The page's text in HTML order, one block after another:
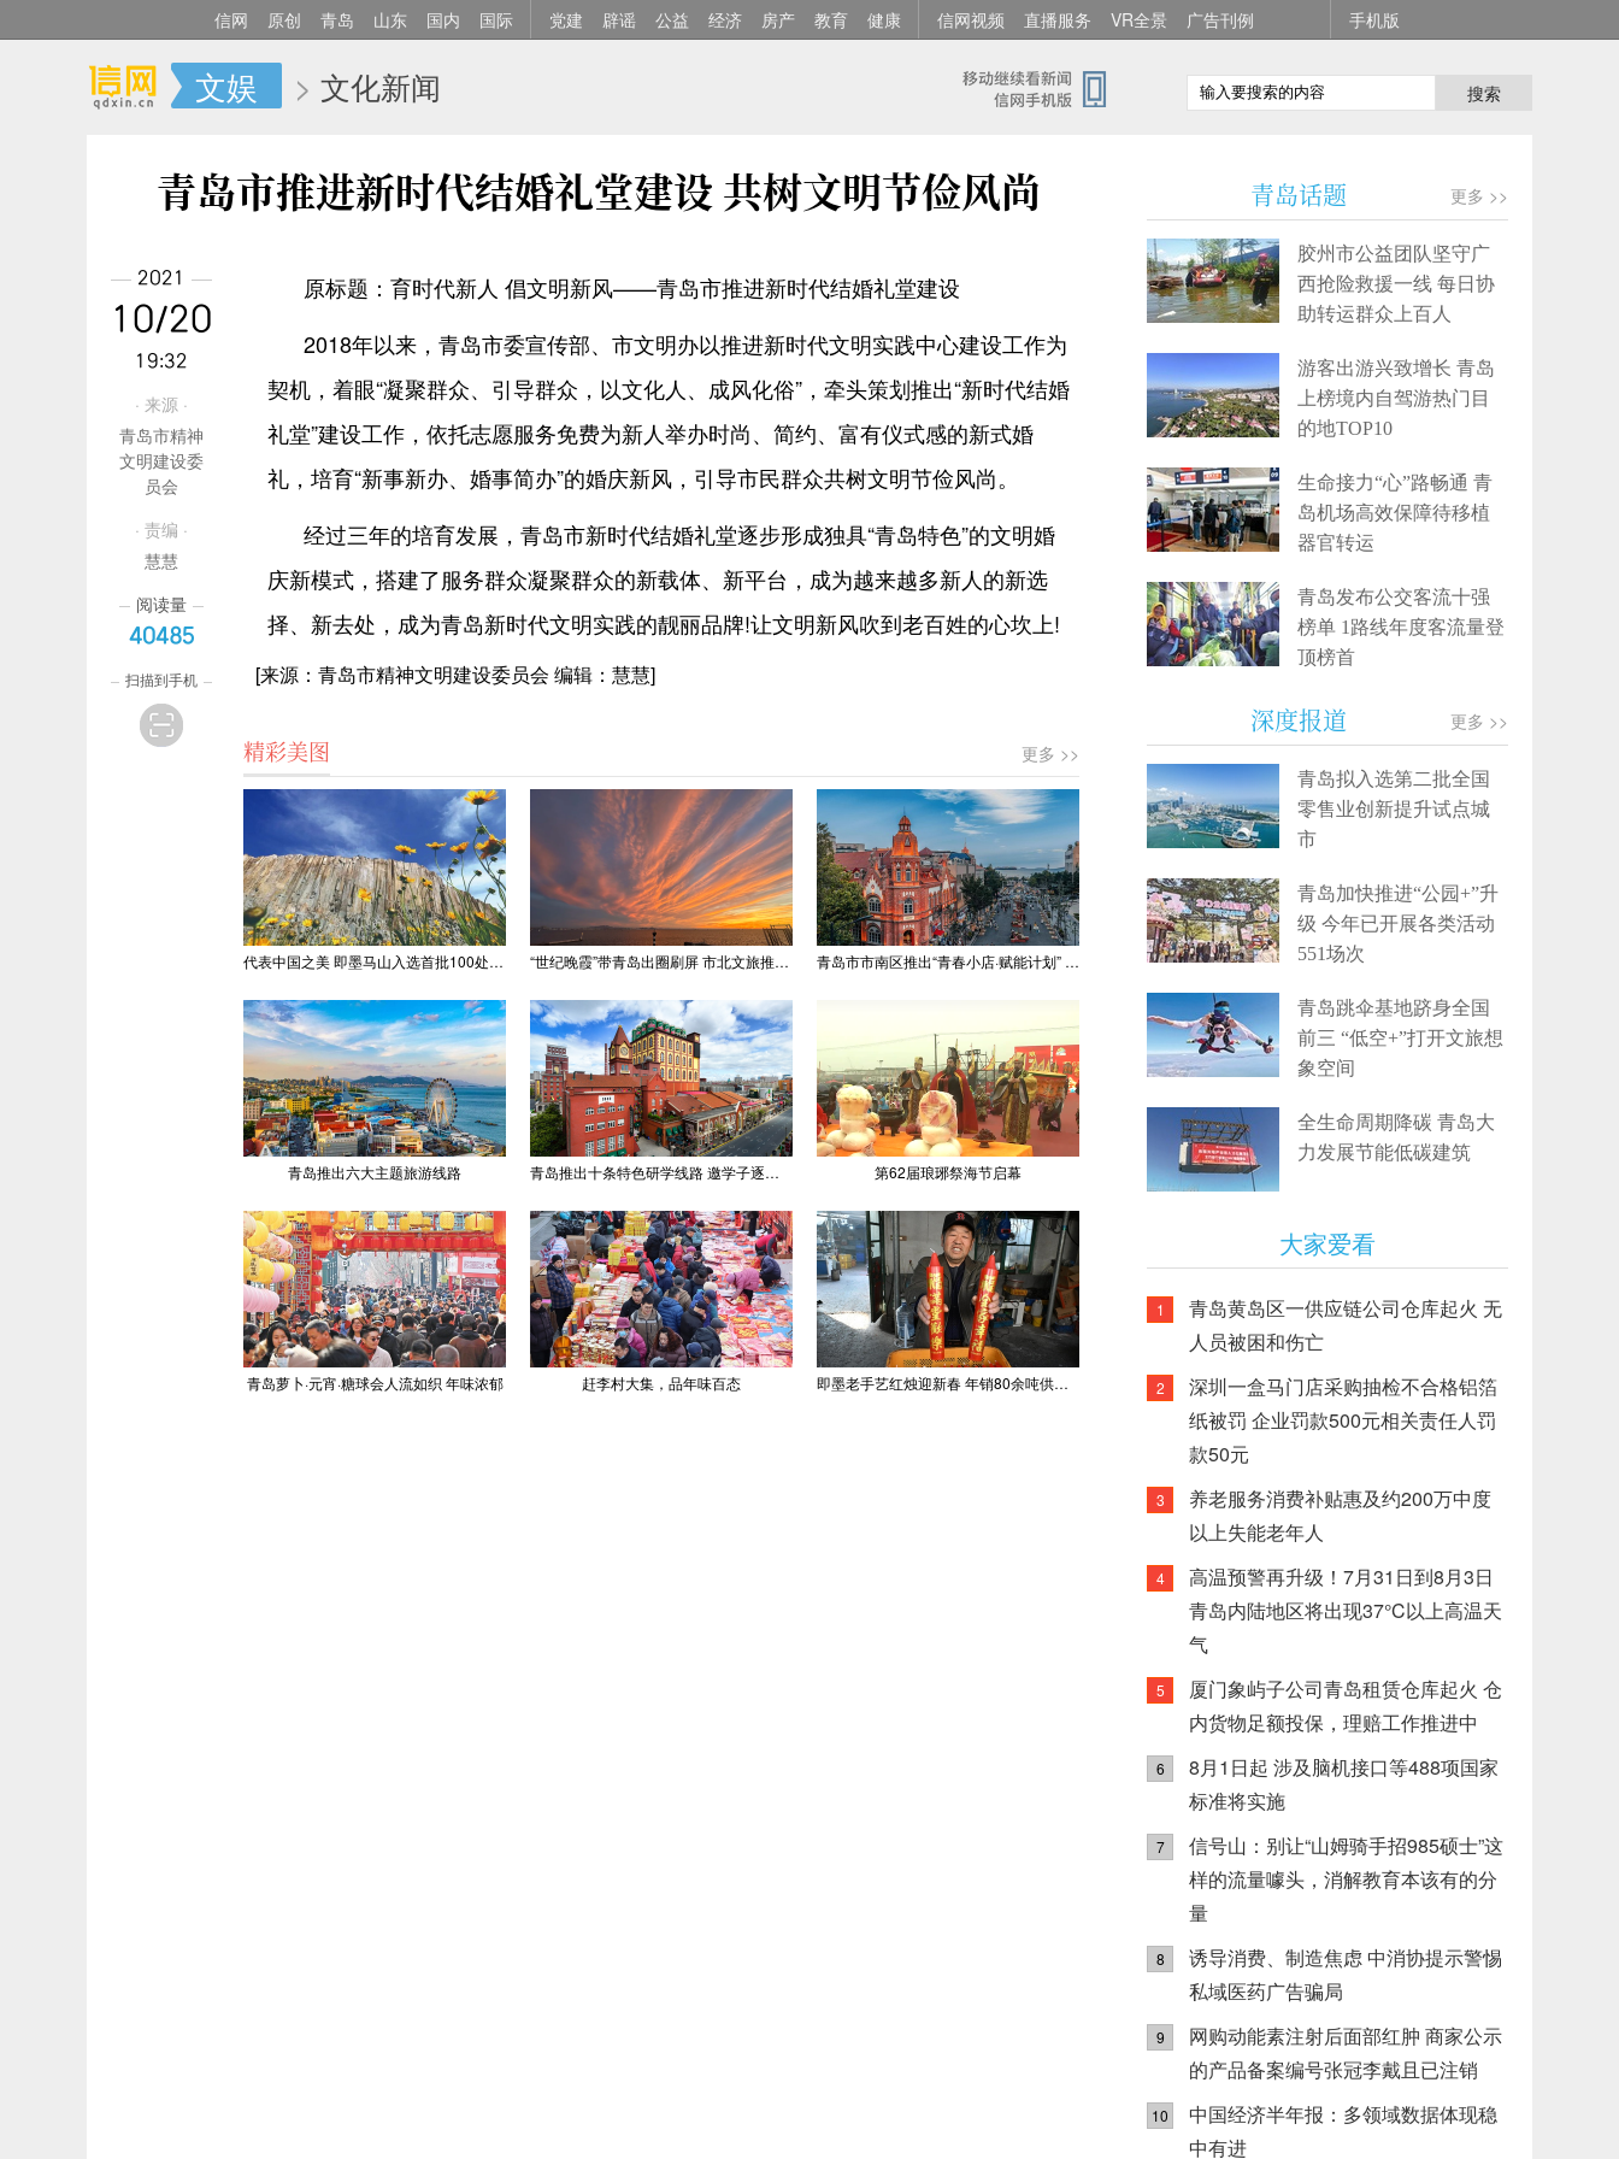
信网 原创 青岛 山东 国内 国际 党建 辟谣 公益 经济 房产 教育 健康 信网视频 直播服务 VR全景 广告刊例 手机版
文娱 > 文化新闻 搜索
青岛市推进新时代结婚礼堂建设 共树文明节俭风尚
原标题：育时代新人 倡文明新风——青岛市推进新时代结婚礼堂建设
2018年以来，青岛市委宣传部、市文明办以推进新时代文明实践中心建设工作为
契机，着眼“凝聚群众、引导群众，以文化人、成风化俗”，牵头策划推出“新时代结婚
礼堂”建设工作，依托志愿服务免费为新人举办时尚、简约、富有仪式感的新式婚
礼，培育“新事新办、婚事简办”的婚庆新风，引导市民群众共树文明节俭风尚。
经过三年的培育发展，青岛市新时代结婚礼堂逐步形成独具“青岛特色”的文明婚
庆新模式，搭建了服务群众凝聚群众的新载体、新平台，成为越来越多新人的新选
择、新去处，成为青岛新时代文明实践的靓丽品牌!让文明新风吹到老百姓的心坎上!
[来源：青岛市精神文明建设委员会 编辑：慧慧]
精彩美图 更多 >>
代表中国之美 即墨马山入选首批100处“美丽中国打卡点” “世纪晚霞”带青岛出圈刷屏 市北文旅推出精品线路 青岛市市南区推出“青春小店·赋能计划” 聚满青岛温情
青岛推出六大主题旅游线路 青岛推出十条特色研学线路 邀学子逐梦深蓝探知山海 第62届琅琊祭海节启幕
青岛萝卜·元宵·糖球会人流如织 年味浓郁 赶李村大集，品年味百态 即墨老手艺红烛迎新春 年销80余吨供不应求
2021
10/20
19:32
· 来源 ·
青岛市精神
文明建设委
员会
· 责编 ·
慧慧
阅读量
40485
扫描到手机
青岛话题 更多 >>
胶州市公益团队坚守广
西抢险救援一线 每日协
助转运群众上百人
游客出游兴致增长 青岛
上榜境内自驾游热门目
的地TOP10
生命接力“心”路畅通 青
岛机场高效保障待移植
器官转运
青岛发布公交客流十强
榜单 1路线年度客流量登
顶榜首
深度报道 更多 >>
青岛拟入选第二批全国
零售业创新提升试点城
市
青岛加快推进“公园+”升
级 今年已开展各类活动
551场次
青岛跳伞基地跻身全国
前三 “低空+”打开文旅想
象空间
全生命周期降碳 青岛大
力发展节能低碳建筑
大家爱看
1
青岛黄岛区一供应链公司仓库起火 无
人员被困和伤亡
2
深圳一盒马门店采购抽检不合格铝箔
纸被罚 企业罚款500元相关责任人罚
款50元
3
养老服务消费补贴惠及约200万中度
以上失能老年人
4
高温预警再升级！7月31日到8月3日
青岛内陆地区将出现37°C以上高温天
气
5
厦门象屿子公司青岛租赁仓库起火 仓
内货物足额投保，理赔工作推进中
6
8月1日起 涉及脑机接口等488项国家
标准将实施
7
信号山：别让“山姆骑手招985硕士”这
样的流量噱头，消解教育本该有的分
量
8
诱导消费、制造焦虑 中消协提示警惕
私域医药广告骗局
9
网购动能素注射后面部红肿 商家公示
的产品备案编号张冠李戴且已注销
10
中国经济半年报：多领域数据体现稳
中有进